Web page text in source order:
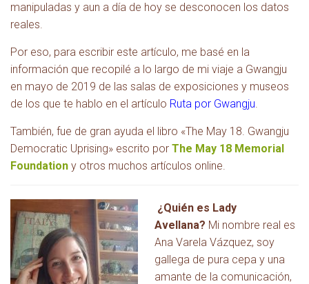
manipuladas y aun a día de hoy se desconocen los datos
reales.
Por eso, para escribir este artículo, me basé en la
información que recopilé a lo largo de mi viaje a Gwangju
en mayo de 2019 de las salas de exposiciones y museos
de los que te hablo en el artículo Ruta por Gwangju.
También, fue de gran ayuda el libro «The May 18. Gwangju
Democratic Uprising» escrito por The May 18 Memorial
Foundation y otros muchos artículos online.
¿Quién es Lady
Avellana? Mi nombre real es
Ana Varela Vázquez, soy
gallega de pura cepa y una
amante de la comunicación,